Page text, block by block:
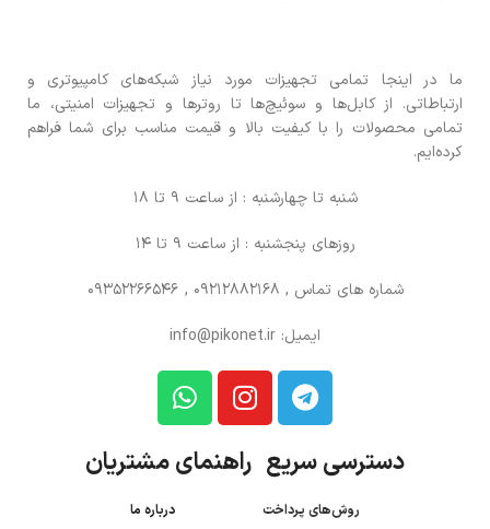
ما در اینجا تمامی تجهیزات مورد نیاز شبکه‌های کامپیوتری و
ارتباطاتی. از کابل‌ها و سوئیچ‌ها تا روترها و تجهیزات امنیتی، ما
تمامی محصولات را با کیفیت بالا و قیمت مناسب برای شما فراهم
کرده‌ایم.
شنبه تا چهارشنبه : از ساعت 9 تا 18
روزهای پنجشنبه : از ساعت 9 تا 14
شماره های تماس , 09212882168 , 09352266546
ایمیل: info@pikonet.ir
دسترسی سریع راهنمای مشتریان
روش‌های پرداخت درباره ما